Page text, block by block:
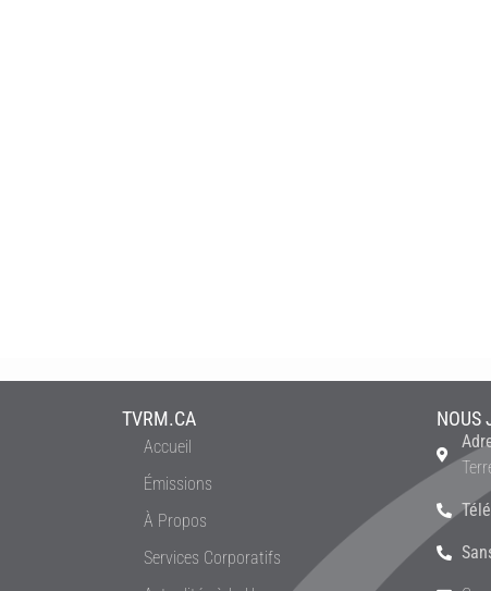
TVRM.CA
Accueil
Émissions
À Propos
Services Corporatifs
NOUS